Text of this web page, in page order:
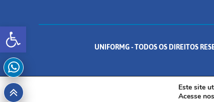
Abrir a barra de ferramentas
UNIFORMG - TODOS OS DIREITOS
Este site
Acesse